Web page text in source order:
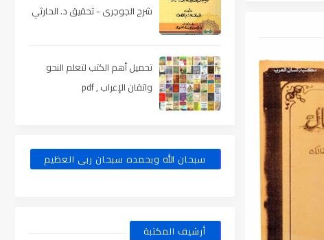
شرح الجوجرى - تحقيق د. الحارثي
تحميل أهم الكتب لتعلم النحو
واتقان الإعراب , pdf
سبحان الله وبحمده سبحان ربى العظيم
أرشيف المكتبة